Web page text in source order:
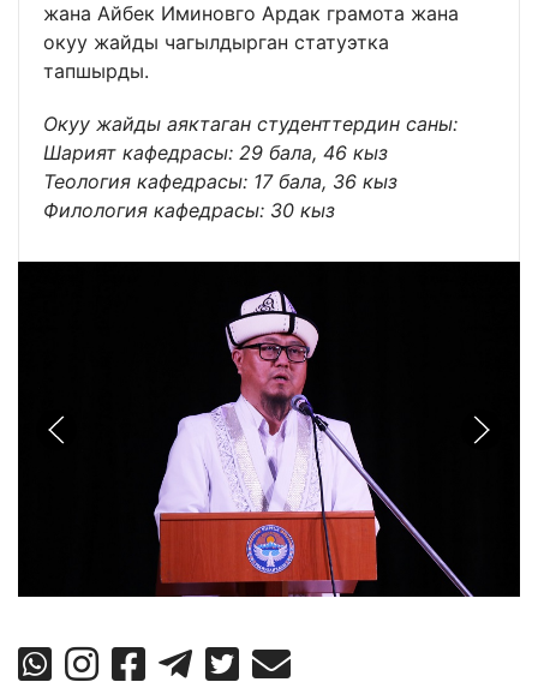
жана Айбек Иминовго Ардак грамота жана
окуу жайды чагылдырган статуэтка
тапшырды.
Окуу жайды аяктаган студенттердин саны:
Шарият кафедрасы: 29 бала, 46 кыз
Теология кафедрасы: 17 бала, 36 кыз
Филология кафедрасы: 30 кыз